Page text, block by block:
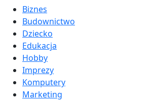
Biznes
Budownictwo
Dziecko
Edukacja
Hobby
Imprezy
Komputery
Marketing